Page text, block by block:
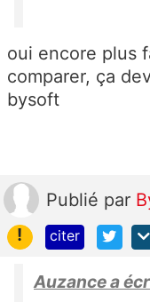
oui encore plus
comparer, ça
bysoft
Publié par
!
citer
Auzance a